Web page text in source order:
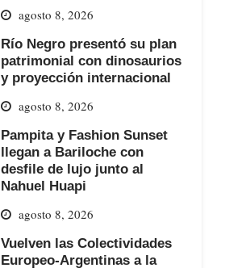
agosto 8, 2026
Río Negro presentó su plan
patrimonial con dinosaurios
y proyección internacional
agosto 8, 2026
Pampita y Fashion Sunset
llegan a Bariloche con
desfile de lujo junto al
Nahuel Huapi
agosto 8, 2026
Vuelven las Colectividades
Europeo-Argentinas a la